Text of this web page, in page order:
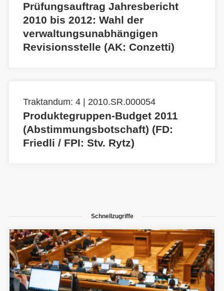
Prüfungsauftrag Jahresbericht
2010 bis 2012: Wahl der
verwaltungsunabhängigen
Revisionsstelle (AK: Conzetti)
Traktandum: 4 | 2010.SR.000054
Produktegruppen-Budget 2011
(Abstimmungsbotschaft) (FD:
Friedli / FPI: Stv. Rytz)
Schnellzugriffe